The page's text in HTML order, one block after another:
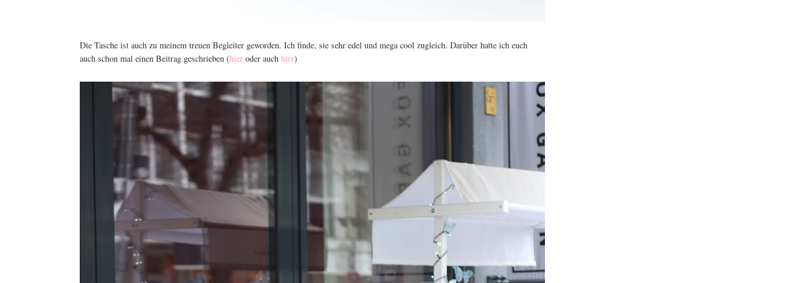
Die Tasche ist auch zu meinem treuen Begleiter geworden. Ich finde, sie sehr edel und mega cool zugleich. Darüber hatte ich euch
auch schon mal einen Beitrag geschrieben (hier oder auch hier)